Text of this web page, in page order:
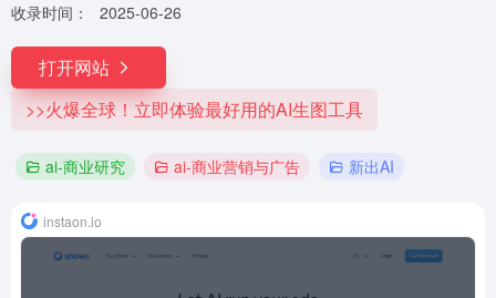
收录时间： 2025-06-26
打开网站
>>火爆全球！立即体验最好用的AI生图工具
ai-商业研究 ai-商业营销与广告 新出AI
instaon.io